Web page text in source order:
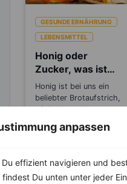
anpassen
effizient navigieren und
Du unten unter jeder
GESUNDE ERNÄHRUNG
LEBENSMITTEL
Honig oder
Zucker, was ist
gesünder?
Honig ist bei uns ein
beliebter Brotaufstrich,
wird aber auch gerne
karamelligen...